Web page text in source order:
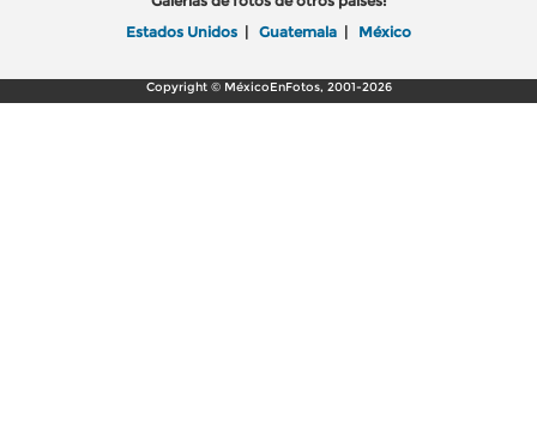
Estados Unidos | Guatemala | México
Copyright © MéxicoEnFotos, 2001-2026